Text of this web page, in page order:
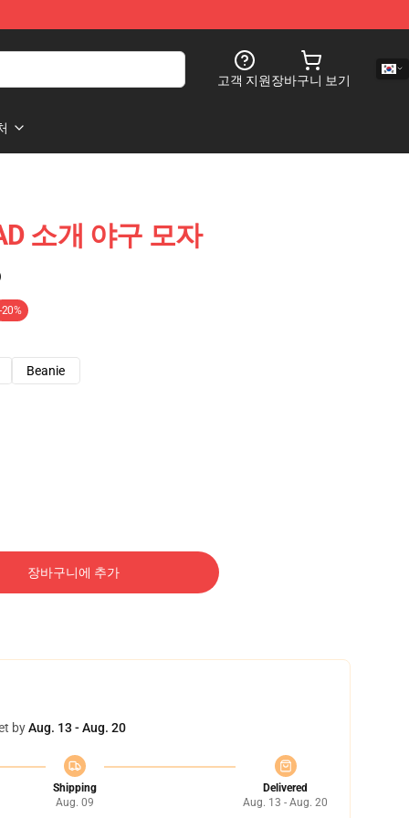
고객 지원장바구니 보기
소개 야구 모자
-20%
Beanie
장바구니에 추가
byAug. 13 - Aug. 20
Shipping
Aug. 09
Delivered
Aug. 13 - Aug. 20